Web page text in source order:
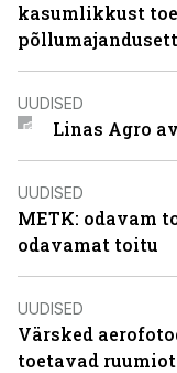
kasumlikkust
UUDISED
Linas Agro
UUDISED
METK: odavam
odavamat toitu
UUDISED
Värsked
toetavad